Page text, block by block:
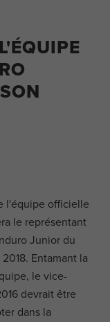
l'équipe officielle
le représentant
Junior du
Entamant la
le vice-
devrait être
dans la